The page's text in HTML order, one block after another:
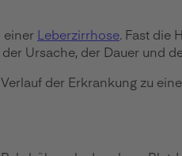
einer Leberzirrhose. Fast die
Ursache, der Dauer und
der Erkrankung zu